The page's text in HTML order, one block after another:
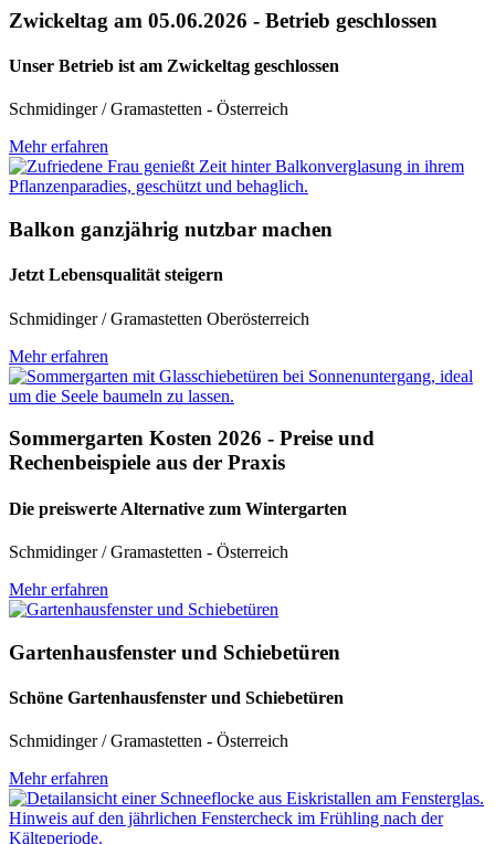
Zwickeltag am 05.06.2026 - Betrieb geschlossen
Unser Betrieb ist am Zwickeltag geschlossen
Schmidinger / Gramastetten - Österreich
Mehr erfahren
Balkon ganzjährig nutzbar machen
Jetzt Lebensqualität steigern
Schmidinger / Gramastetten Oberösterreich
Mehr erfahren
Sommergarten Kosten 2026 - Preise und
Rechenbeispiele aus der Praxis
Die preiswerte Alternative zum Wintergarten
Schmidinger / Gramastetten - Österreich
Mehr erfahren
Gartenhausfenster und Schiebetüren
Schöne Gartenhausfenster und Schiebetüren
Schmidinger / Gramastetten - Österreich
Mehr erfahren